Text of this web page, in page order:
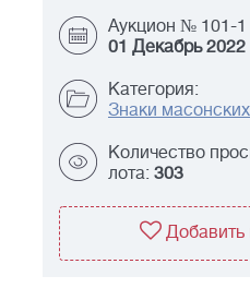
Аукцион № 101-1
01 Декабрь 2022
Категория:
Знаки
Количество
лота: 303
Добавить